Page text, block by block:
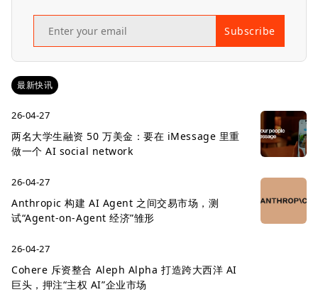
Subscribe
最新快讯
26-04-27
两名大学生融资 50 万美金：要在 iMessage 里重
做一个 AI social network
26-04-27
Anthropic 构建 AI Agent 之间交易市场，测
试“Agent-on-Agent 经济”雏形
26-04-27
Cohere 斥资整合 Aleph Alpha 打造跨大西洋 AI
巨头，押注“主权 AI”企业市场